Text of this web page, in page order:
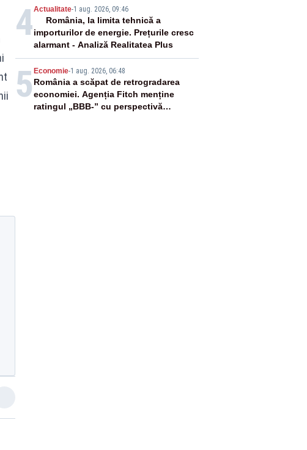
4Actualitate-1 aug. 2026, 09:46
România, la limita tehnică a
importurilor de energie. Prețurile cresc
alarmant - Analiză Realitatea Plus
5 Economie-1 aug. 2026, 06:48
România a scăpat de retrogradarea
economiei. Agenția Fitch menține
ratingul „BBB-” cu perspectivă